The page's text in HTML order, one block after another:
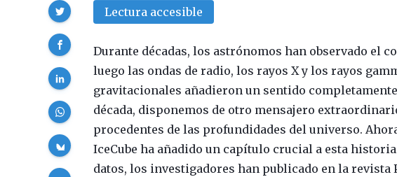
Lectura accesible
Durante décadas, los astrónomos han observado el
luego las ondas de radio, los rayos X y los rayos
gravitacionales añadieron un sentido completamente
década, disponemos de otro mensajero
procedentes de las profundidades del universo.
IceCube ha añadido un capítulo crucial a esta
datos, los investigadores han publicado en la revista
Compartir